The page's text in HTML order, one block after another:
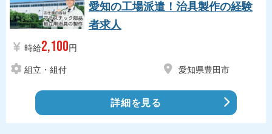
愛知の工場派遣！治具製作の経験
者求人
時給2,100円
組立・組付 愛知県豊田市
詳細を見る